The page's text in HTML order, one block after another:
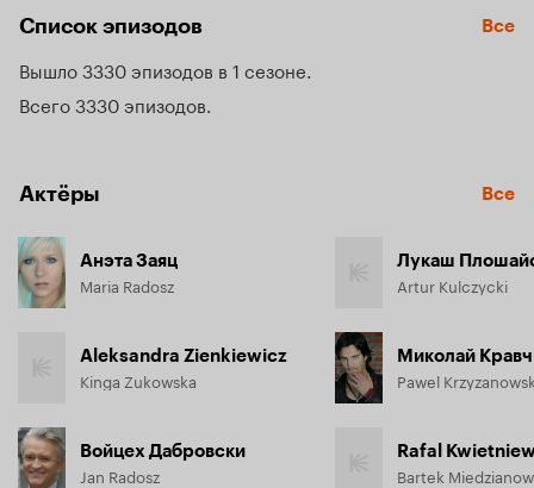
Список эпизодов Все
Вышло 3330 эпизодов в 1 сезоне
Всего 3330 эпизодов
Актёры Все
Анэта Заяц
Maria Radosz
Aleksandra Zienkiewicz
Kinga Zukowska
Войцех Дабровски
Jan Radosz
Лукаш
Artur Kulczycki
Миколай
Pawel
Rafal
Bartek